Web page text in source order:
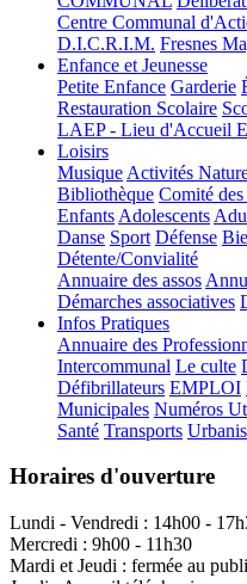
Centre Communal
D.I.C.R.I.M. Fresnes
Enfance et Jeunesse
Petite Enfance Garderie
Restauration Scolaire
LAEP - Lieu d'Accueil
Loisirs
Musique Activités
Bibliothèque Comité des
Enfants Adolescents
Danse Sport Défense
Détente/Convialité
Annuaire des assos
Démarches associatives
Infos Pratiques
Annuaire des
Intercommunal Le culte
Défibrillateurs EMPLOI
Municipales Numéros
Santé Transports
Horaires d'ouverture
Lundi - Vendredi : 14h00 -
Mercredi : 9h00 - 11h30
Mardi et Jeudi : fermée au